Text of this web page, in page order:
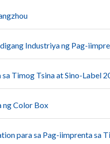
Industriya ng Pag-
Timog Tsina at Sino-Label
ng Color Box
para sa Pag-iimprenta sa